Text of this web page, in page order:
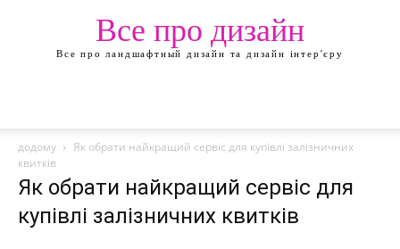
Все про дизайн
Все про ландшафтный дизайн та дизайн інтер'єру
додому
Як обрати найкращий сервіс для купівлі залізничних
квитків
Як обрати найкращий сервіс для
купівлі залізничних квитків